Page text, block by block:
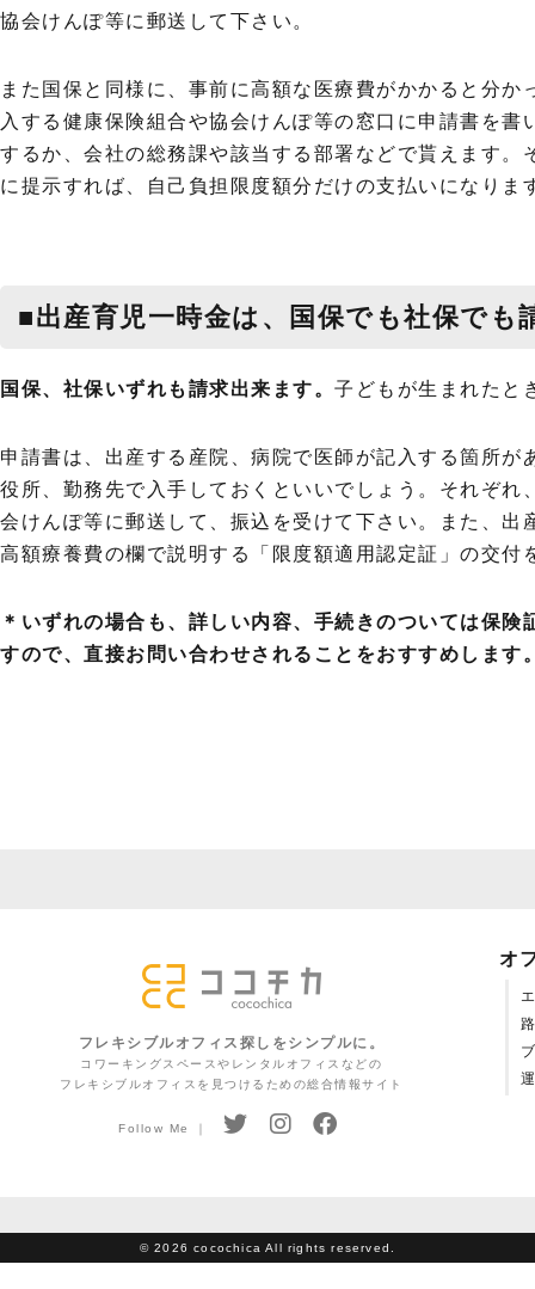
協会けんぽ等に郵送して下さい。
また国保と同様に、事前に高額な医療費がかかると分か
入する健康保険組合や協会けんぽ等の窓口に申請書を
するか、会社の総務課や該当する部署などで貰えます
に提示すれば、自己負担限度額分だけの支払いになりま
■出産育児一時金は、国保でも社保でも
国保、社保いずれも請求出来ます。 子どもが生まれたと
申請書は、出産する産院、病院で医師が記入する箇所
役所、勤務先で入手しておくといいでしょう。それぞ
会けんぽ等に郵送して、振込を受けて下さい。また、
高額療養費の欄で説明する「限度額適用認定証」の交付
＊いずれの場合も、詳しい内容、手続きのついては保
すので、直接お問い合わせされることをおすすめします
フレキシブルオフィス探しをシンプルに。
コワーキングスペースやレンタルオフィスなどの
フレキシブルオフィスを見つけるための総合情報サイト
Follow Me ｜
オ
©2026 cocochica All rights reserved.